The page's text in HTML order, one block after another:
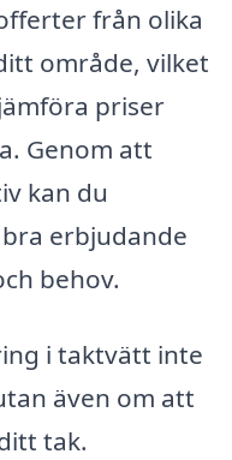
från olika
område, vilket
priser
Genom att
kan du
erbjudande
behov.
i taktvätt inte
även om att
tak.